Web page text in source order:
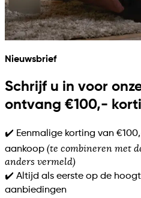
Nieuwsbrief
Schrijf u in voor
ontvang €100,-
✔️ Eenmalige korting van
aankoop (te combineren met
anders vermeld)
✔️ Altijd als eerste op de
aanbiedingen